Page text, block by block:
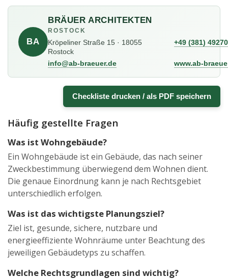
BA
BRÄUER ARCHITEKTEN
ROSTOCK
Kröpeliner Straße 15 · 18055
Rostock
+49 (381)
info@ab-braeuer.de www.ab-
Checkliste drucken / als PDF speichern
Häufig gestellte Fragen
Was ist Wohngebäude?
Ein Wohngebäude ist ein Gebäude, das nach seiner
Zweckbestimmung überwiegend dem Wohnen dient.
Die genaue Einordnung kann je nach Rechtsgebiet
unterschiedlich erfolgen.
Was ist das wichtigste Planungsziel?
Ziel ist, gesunde, sichere, nutzbare und
energieeffiziente Wohnräume unter Beachtung des
jeweiligen Gebäudetyps zu schaffen.
Welche Rechtsgrundlagen sind wichtig?